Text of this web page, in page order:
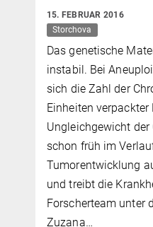
15. FEBRUAR 2016
Storchova
Das genetische
instabil. Bei
sich die Zahl der
Einheiten verpackter
Ungleichgewicht
schon früh im
Tumorentwicklung
und treibt die
Forscherteam unter
Zuzana…